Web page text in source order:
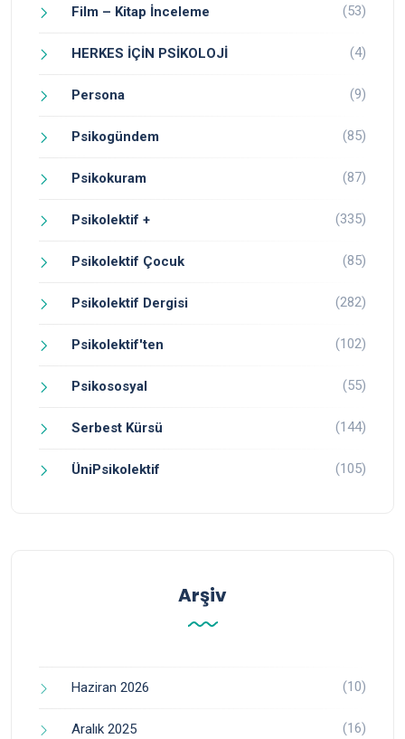
Film – Kitap İnceleme (53)
HERKES İÇİN PSİKOLOJİ (4)
Persona (9)
Psikogündem (85)
Psikokuram (87)
Psikolektif + (335)
Psikolektif Çocuk (85)
Psikolektif Dergisi (282)
Psikolektif'ten (102)
Psikososyal (55)
Serbest Kürsü (144)
ÜniPsikolektif (105)
Arşiv
Haziran 2026 (10)
Aralık 2025 (16)